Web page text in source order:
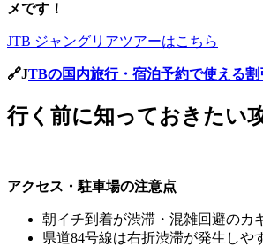
メです！
JTB ジャングリアツアーはこちら
🔗JTBの国内旅行・宿泊予約で使える
行く前に知っておきたい
アクセス・駐車場の注意点
朝イチ到着が渋滞・混雑回避のカ
県道84号線は右折渋滞が発生しや